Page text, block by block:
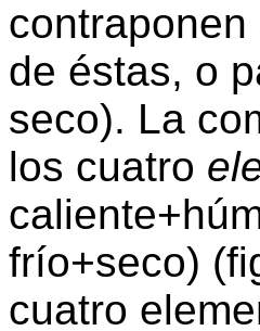
de éstas, o
seco). La
los cuatro
frío+seco)
cuatro